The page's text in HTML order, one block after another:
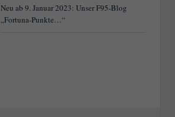
Neu ab 9. Januar 2023: Unser F95-Blog
„Fortuna-Punkte…“